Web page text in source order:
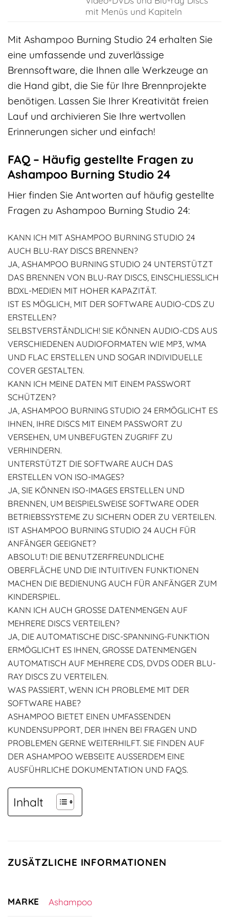
mit Menüs und Kapiteln
Mit Ashampoo Burning Studio 24 erhalten Sie
eine umfassende und zuverlässige
Brennsoftware, die Ihnen alle Werkzeuge an
die Hand gibt, die Sie für Ihre Brennprojekte
benötigen. Lassen Sie Ihrer Kreativität freien
Lauf und archivieren Sie Ihre wertvollen
Erinnerungen sicher und einfach!
FAQ – Häufig gestellte Fragen zu
Ashampoo Burning Studio 24
Hier finden Sie Antworten auf häufig gestellte
Fragen zu Ashampoo Burning Studio 24:
KANN ICH MIT ASHAMPOO BURNING STUDIO 24
AUCH BLU-RAY DISCS BRENNEN?
JA, ASHAMPOO BURNING STUDIO 24 UNTERSTÜTZT
DAS BRENNEN VON BLU-RAY DISCS, EINSCHLIESSLICH B
DXL-MEDIEN MIT HOHER KAPAZITÄT.
IST ES MÖGLICH, MIT DER SOFTWARE AUDIO-CDS ZU
ERSTELLEN?
SELBSTVERSTÄNDLICH! SIE KÖNNEN AUDIO-CDS AUS
VERSCHIEDENEN AUDIOFORMATEN WIE MP3, WMA
UND FLAC ERSTELLEN UND SOGAR INDIVIDUELLE
COVER GESTALTEN.
KANN ICH MEINE DATEN MIT EINEM PASSWORT
SCHÜTZEN?
JA, ASHAMPOO BURNING STUDIO 24 ERMÖGLICHT ES
IHNEN, IHRE DISCS MIT EINEM PASSWORT ZU
VERSEHEN, UM UNBEFUGTEN ZUGRIFF ZU
VERHINDERN.
UNTERSTÜTZT DIE SOFTWARE AUCH DAS
ERSTELLEN VON ISO-IMAGES?
JA, SIE KÖNNEN ISO-IMAGES ERSTELLEN UND
BRENNEN, UM BEISPIELSWEISE SOFTWARE ODER
BETRIEBSSYSTEME ZU SICHERN ODER ZU VERTEILEN.
IST ASHAMPOO BURNING STUDIO 24 AUCH FÜR
ANFÄNGER GEEIGNET?
ABSOLUT! DIE BENUTZERFREUNDLICHE
OBERFLÄCHE UND DIE INTUITIVEN FUNKTIONEN
MACHEN DIE BEDIENUNG AUCH FÜR ANFÄNGER ZUM
KINDERSPIEL.
KANN ICH AUCH GROSSE DATENMENGEN AUF M
EHRERE DISCS VERTEILEN?
JA, DIE AUTOMATISCHE DISC-SPANNING-FUNKTION
ERMÖGLICHT ES IHNEN, GROSSE DATENMENGEN A
UTOMATISCH AUF MEHRERE CDS, DVDS ODER BLU-R
AY DISCS ZU VERTEILEN.
WAS PASSIERT, WENN ICH PROBLEME MIT DER
SOFTWARE HABE?
ASHAMPOO BIETET EINEN UMFASSENDEN
KUNDENSUPPORT, DER IHNEN BEI FRAGEN UND
PROBLEMEN GERNE WEITERHILFT. SIE FINDEN AUF
DER ASHAMPOO WEBSEITE AUSSERDEM EINE A
USFÜHRLICHE DOKUMENTATION UND FAQS.
Inhalt
ZUSÄTZLICHE INFORMATIONEN
MARKE Ashampoo